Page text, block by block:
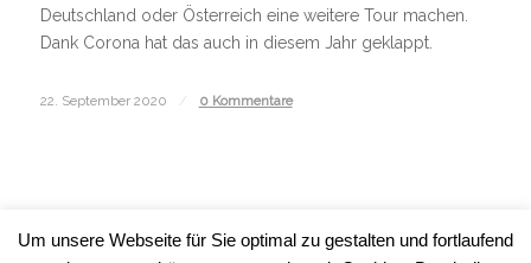
Deutschland oder Österreich eine weitere Tour machen.
Dank Corona hat das auch in diesem Jahr geklappt.
22. September 2020 / 0 Kommentare
Um unsere Webseite für Sie optimal zu gestalten und fortlaufend